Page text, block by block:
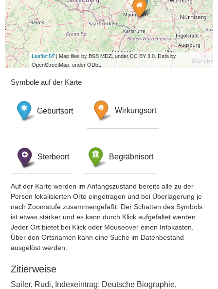
Leaflet
| Map tiles by BSB MDZ, under CC BY 3.0. Data by
OpenStreetMap, under ODbL.
Symbole auf der Karte
Geburtsort Wirkungsort
Sterbeort Begräbnisort
Auf der Karte werden im Anfangszustand bereits alle zu der
Person lokalisierten Orte eingetragen und bei Überlagerung je
nach Zoomstufe zusammengefaßt. Der Schatten des Symbols
ist etwas stärker und es kann durch Klick aufgefaltet werden.
Jeder Ort bietet bei Klick oder Mouseover einen Infokasten.
Über den Ortsnamen kann eine Suche im Datenbestand
ausgelöst werden.
Zitierweise
Sailer, Rudi, Indexeintrag: Deutsche Biographie,